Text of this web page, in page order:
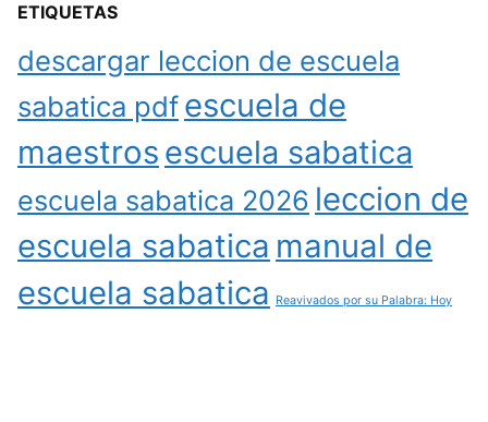
ETIQUETAS
descargar leccion de escuela
sabatica pdfescuela de
maestros escuela sabatica
escuela sabatica 2026 leccion de
escuela sabatica manual de
escuela sabatica
Reavivados por su Palabra: Hoy